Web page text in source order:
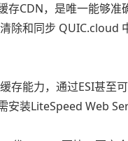
CDN，是唯一能够准
除和同步 QUIC.cloud
存能力，通过ESI甚至
装LiteSpeed Web